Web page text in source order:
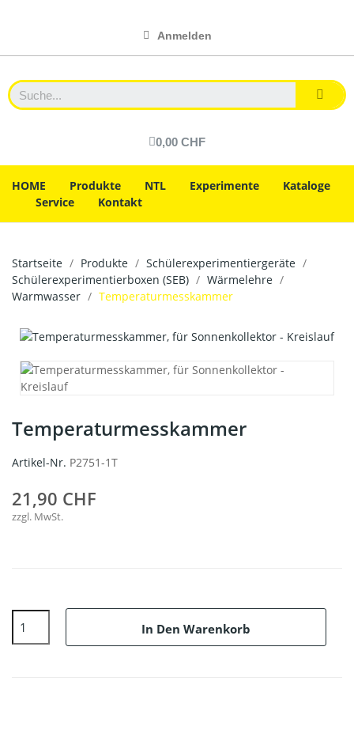
Anmelden
0,00 CHF
HOME Produkte NTL Experimente
Kataloge
Service
Kontakt
Startseite Produkte
Schülerexperimentiergeräte
Schülerexperimentierboxen (SEB)
Wärmelehre
Warmwasser
Temperaturmesskammer
Temperaturmesskammer
Artikel-Nr. P2751-1T
21,90 CHF
zzgl. MwSt.
In Den Warenkorb